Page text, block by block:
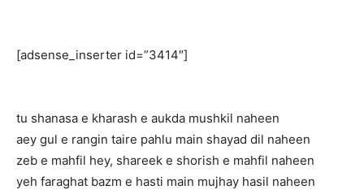
[adsense_inserter id=”3414″]
tu shanasa e kharash e aukda mushkil naheen
aey gul e rangin taire pahlu main shayad dil naheen
zeb e mahfil hey, shareek e shorish e mahfil naheen
yeh faraghat bazm e hasti main mujhay hasil naheen